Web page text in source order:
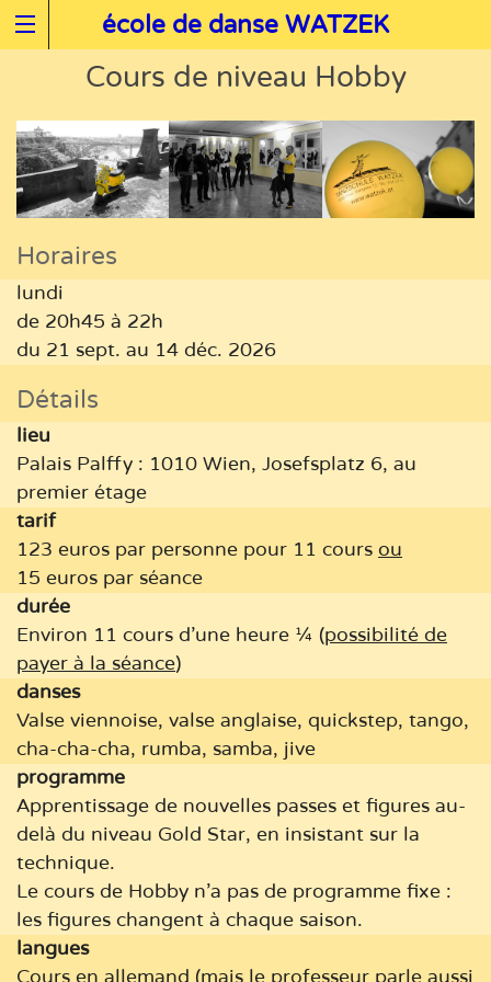
école de danse WATZEK
Cours de niveau Hobby
Horaires
lundi
de 20h45 à 22h
du 21 sept. au 14 déc. 2026
Détails
lieu
Palais Palffy : 1010 Wien, Josefsplatz 6, au
premier étage
tarif
123 euros par personne pour 11 cours ou
15 euros par séance
durée
Environ 11 cours d'une heure ¼ (possibilité de
payer à la séance)
danses
Valse viennoise, valse anglaise, quickstep, tango,
cha-cha-cha, rumba, samba, jive
programme
Apprentissage de nouvelles passes et figures au-
delà du niveau Gold Star, en insistant sur la
technique.
Le cours de Hobby n'a pas de programme fixe :
les figures changent à chaque saison.
langues
Cours en allemand (mais le professeur parle aussi